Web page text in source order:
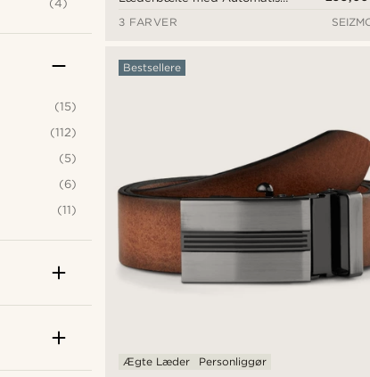
3 FARVER
Bestsellere
Ægte Læder Personliggør
(15)
(112)
(5)
(6)
(11)